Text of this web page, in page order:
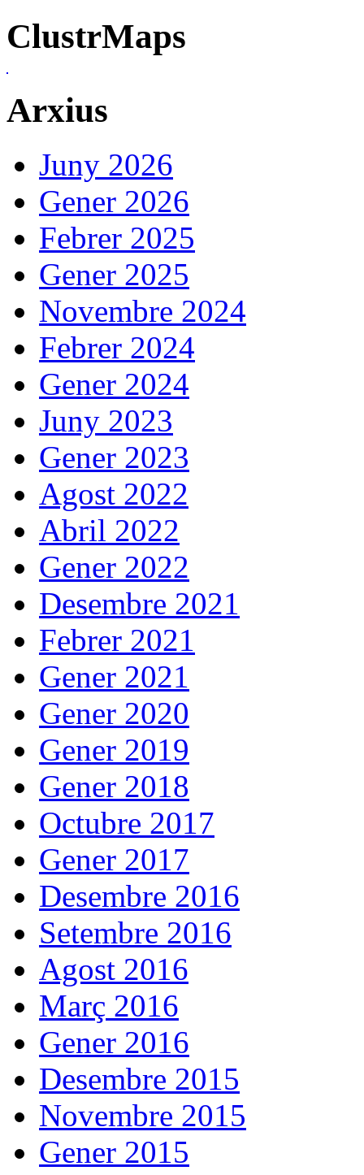
ClustrMaps
Arxius
Juny 2026
Gener 2026
Febrer 2025
Gener 2025
Novembre 2024
Febrer 2024
Gener 2024
Juny 2023
Gener 2023
Agost 2022
Abril 2022
Gener 2022
Desembre 2021
Febrer 2021
Gener 2021
Gener 2020
Gener 2019
Gener 2018
Octubre 2017
Gener 2017
Desembre 2016
Setembre 2016
Agost 2016
Març 2016
Gener 2016
Desembre 2015
Novembre 2015
Gener 2015